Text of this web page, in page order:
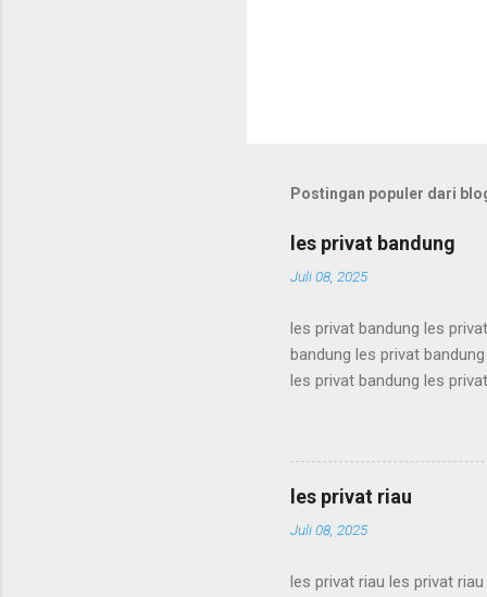
Postingan populer dari
les privat bandung
Juli 08, 2025
les privat bandung les
bandung les privat
les privat bandung les
les privat bandung les
bandung les privat
les privat bandung les
bandung les privat
les privat riau
Juli 08, 2025
les privat riau les privat